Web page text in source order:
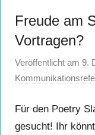
Freude am
Vortragen?
Veröffentlicht am9.
Für den Poetry
gesucht! Ihr